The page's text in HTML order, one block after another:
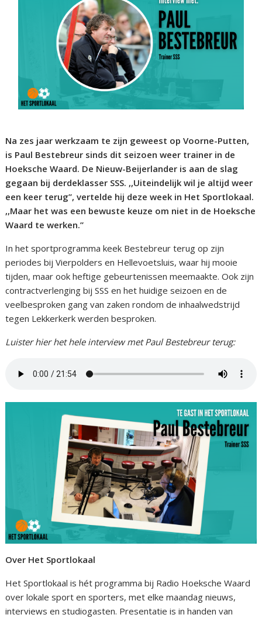
Na zes jaar werkzaam te zijn geweest op Voorne-Putten,
is Paul Bestebreur sinds dit seizoen weer trainer in de
Hoeksche Waard. De Nieuw-Beijerlander is aan de slag
gegaan bij derdeklasser SSS. ,,Uiteindelijk wil je altijd weer
een keer terug”, vertelde hij deze week in Het Sportlokaal.
,,Maar het was een bewuste keuze om niet in de Hoeksche
Waard te werken.”
In het sportprogramma keek Bestebreur terug op zijn
periodes bij Vierpolders en Hellevoetsluis, waar hij mooie
tijden, maar ook heftige gebeurtenissen meemaakte. Ook zijn
contractverlenging bij SSS en het huidige seizoen en de
veelbesproken gang van zaken rondom de inhaalwedstrijd
tegen Lekkerkerk werden besproken.
Luister hier het hele interview met Paul Bestebreur terug:
Over Het Sportlokaal
Het Sportlokaal is hét programma bij Radio Hoeksche Waard
over lokale sport en sporters, met elke maandag nieuws,
interviews en studiogasten. Presentatie is in handen van